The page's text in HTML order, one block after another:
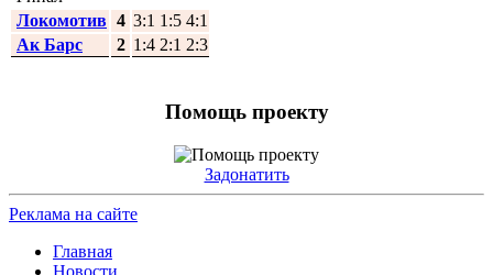
Локомотив 4 3:1 1:5 4:1
Ак Барс
2 1:4 2:1 2:3
Помощь проекту
Задонатить
Реклама на сайте
Главная
Новости